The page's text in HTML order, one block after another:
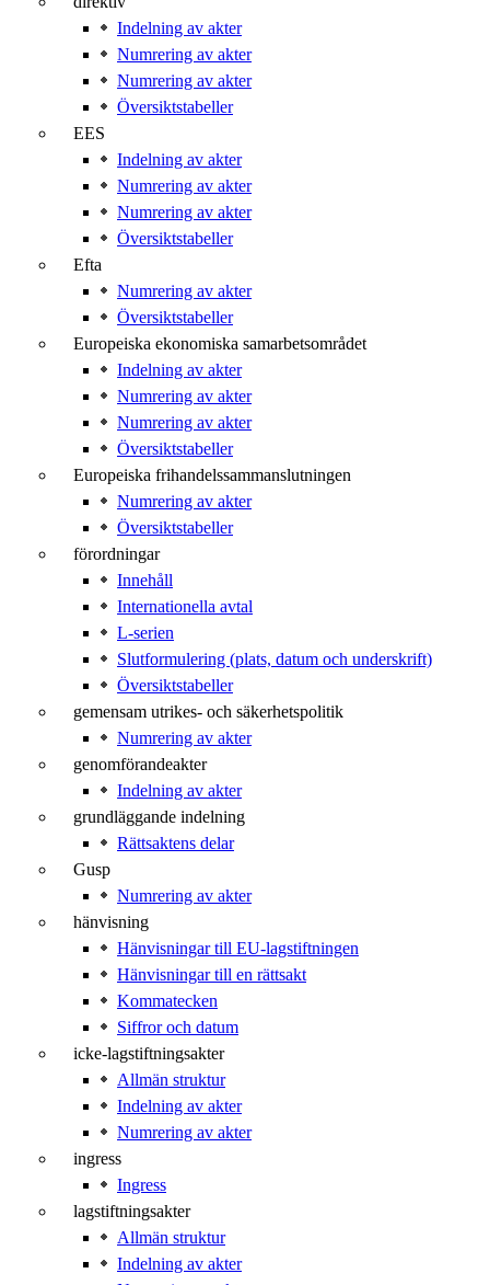
Indelning av akter
Numrering av akter
Numrering av akter
Översiktstabeller
EES
Indelning av akter
Numrering av akter
Numrering av akter
Översiktstabeller
Efta
Numrering av akter
Översiktstabeller
Europeiska ekonomiska samarbetsområdet
Indelning av akter
Numrering av akter
Numrering av akter
Översiktstabeller
Europeiska frihandelssammanslutningen
Numrering av akter
Översiktstabeller
förordningar
Innehåll
Internationella avtal
L-serien
Slutformulering (plats, datum och underskrift)
Översiktstabeller
gemensam utrikes- och säkerhetspolitik
Numrering av akter
genomförandeakter
Indelning av akter
grundläggande indelning
Rättsaktens delar
Gusp
Numrering av akter
hänvisning
Hänvisningar till EU-lagstiftningen
Hänvisningar till en rättsakt
Kommatecken
Siffror och datum
icke-lagstiftningsakter
Allmän struktur
Indelning av akter
Numrering av akter
ingress
Ingress
lagstiftningsakter
Allmän struktur
Indelning av akter